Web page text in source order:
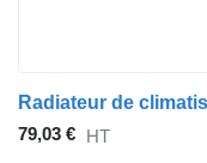
79,03 € HT